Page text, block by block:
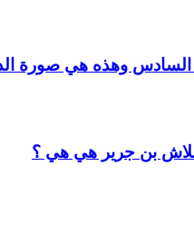
السادس وهذه هي صورة
بن جرير هي هي ؟